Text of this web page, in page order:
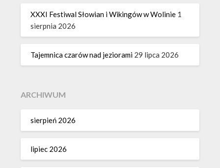
XXXI Festiwal Słowian i Wikingów w Wolinie 1
sierpnia 2026
Tajemnica czarów nad jeziorami 29 lipca 2026
ARCHIWUM
sierpień 2026
lipiec 2026